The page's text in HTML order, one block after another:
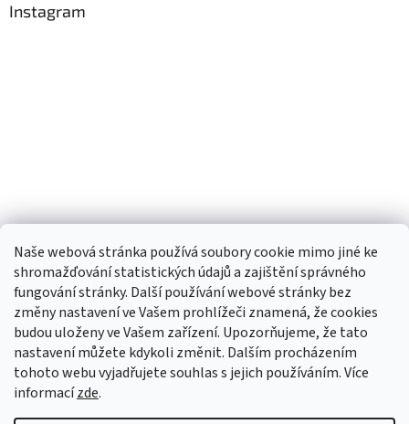
Naše webová stránka používá soubory cookie mimo jiné ke
shromažďování statistických údajů a zajištění správného
fungování stránky. Další používání webové stránky bez
změny nastavení ve Vašem prohlížeči znamená, že cookies
budou uloženy ve Vašem zařízení. Upozorňujeme, že tato
nastavení můžete kdykoli změnit. Dalším procházením
tohoto webu vyjadřujete souhlas s jejich používáním. Více
informacízde.
Instagram
TIk Tok Instagram Facebook